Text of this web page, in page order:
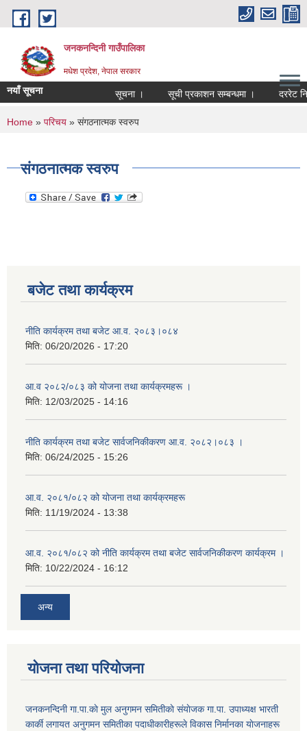
Skip to main content
जनकनन्दिनी गाउँपालिका
मधेश प्रदेश, नेपाल सरकार
नयाँ सूचना सूचना । सूची प्रकाशन सम्बन्धमा । दररेट
You are here
Home » परिचय » संगठनात्मक स्वरुप
संगठनात्मक स्वरुप
बजेट तथा कार्यक्रम
नीति कार्यक्रम तथा बजेट आ.व. २०८३।०८४
मिति: 06/20/2026 - 17:20
आ.व २०८२/०८३ को योजना तथा कार्यक्रमहरू ।
मिति: 12/03/2025 - 14:16
नीति कार्यक्रम तथा बजेट सार्वजनिकीकरण आ.व. २०८२।०८३ ।
मिति: 06/24/2025 - 15:26
आ.व. २०८१/०८२ को योजना तथा कार्यक्रमहरू
मिति: 11/19/2024 - 13:38
आ.व. २०८१/०८२ को नीति कार्यक्रम तथा बजेट सार्वजनिकीकरण कार्यक्रम ।
मिति: 10/22/2024 - 16:12
अन्य
योजना तथा परियोजना
जनकनन्दिनी गा.पा.काे मुल अनुगमन समितीकाे संयाेजक गा.पा. उपाध्यक्ष भारती
कार्की लगायत अनुगमन समितीका पदाधीकारीहरूले विकास निर्मानका याेजनाहरू